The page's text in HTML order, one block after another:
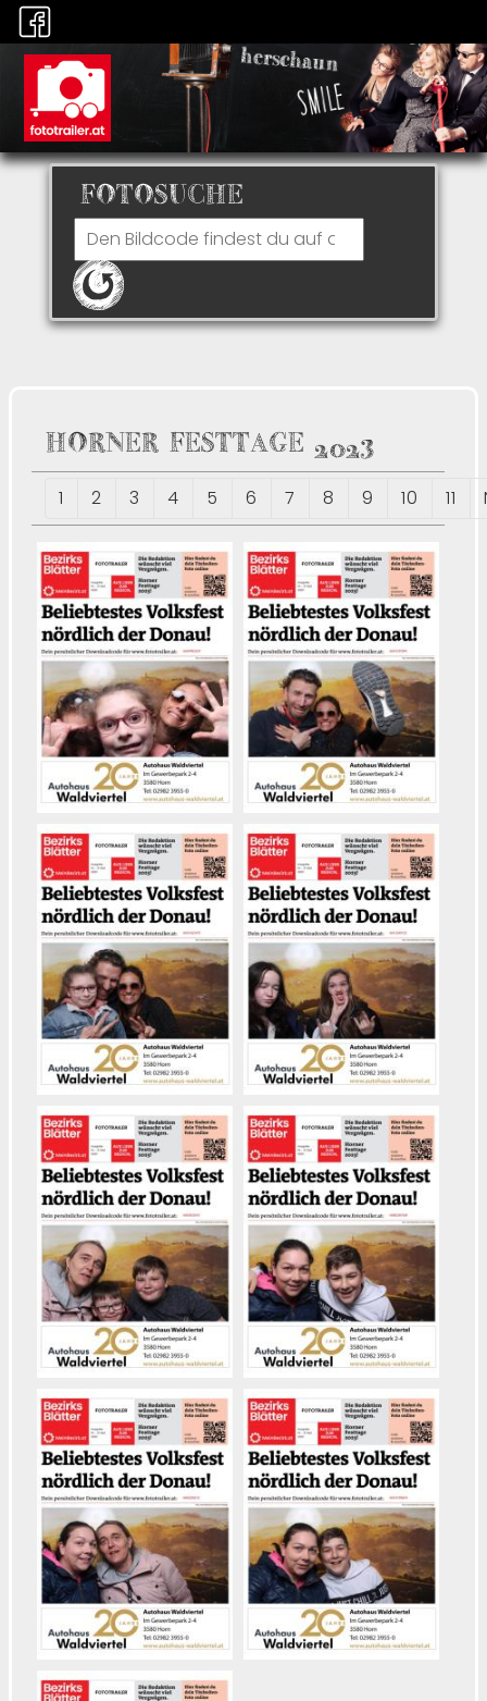
FOTOSUCHE
HORNER FESTTAGE 2023
1 2 3 4 5 6 7 8 9 10 11